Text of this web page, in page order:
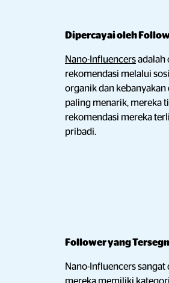
Dipercayai oleh
Nano-Influencersadalah
rekomendasi melalui
organik dan kebanyakan
paling menarik, mereka
rekomendasi mereka
pribadi.
Follower yang
Nano-Influencers